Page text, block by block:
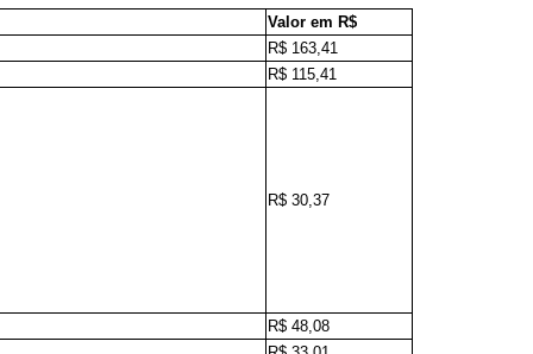
Valor em R$
R$ 163,41
R$ 115,41
R$ 30,37
R$ 48,08